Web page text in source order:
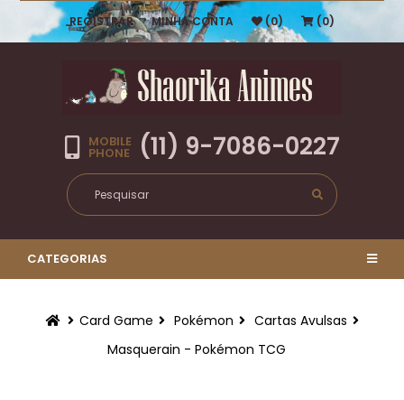
REGISTRAR MINHA CONTA (0) (0)
MOBILE
PHONE (11) 9-7086-0227
CATEGORIAS
Card Game Pokémon
Cartas Avulsas
Masquerain - Pokémon TCG